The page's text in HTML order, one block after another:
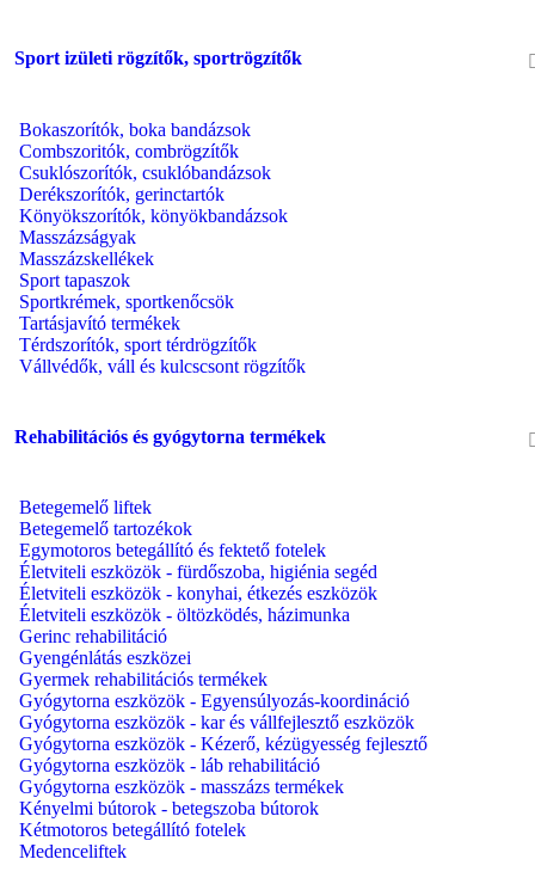
Sport izületi rögzítők, sportrögzítők
Bokaszorítók, boka bandázsok
Combszoritók, combrögzítők
Csuklószorítók, csuklóbandázsok
Derékszorítók, gerinctartók
Könyökszorítók, könyökbandázsok
Masszázságyak
Masszázskellékek
Sport tapaszok
Sportkrémek, sportkenőcsök
Tartásjavító termékek
Térdszorítók, sport térdrögzítők
Vállvédők, váll és kulcscsont rögzítők
Rehabilitációs és gyógytorna termékek
Betegemelő liftek
Betegemelő tartozékok
Egymotoros betegállító és fektető fotelek
Életviteli eszközök - fürdőszoba, higiénia segéd
Életviteli eszközök - konyhai, étkezés eszközök
Életviteli eszközök - öltözködés, házimunka
Gerinc rehabilitáció
Gyengénlátás eszközei
Gyermek rehabilitációs termékek
Gyógytorna eszközök - Egyensúlyozás-koordináció
Gyógytorna eszközök - kar és vállfejlesztő eszközök
Gyógytorna eszközök - Kézerő, kézügyesség fejlesztő
Gyógytorna eszközök - láb rehabilitáció
Gyógytorna eszközök - masszázs termékek
Kényelmi bútorok - betegszoba bútorok
Kétmotoros betegállító fotelek
Medenceliftek